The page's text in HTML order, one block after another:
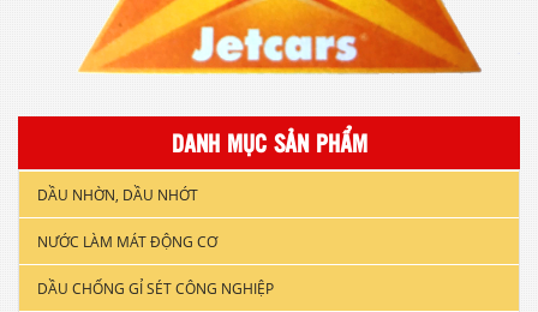
DANH MỤC SẢN PHẨM
DẦU NHỜN, DẦU NHỚT
DẦU NHỚT XE GẮN MÁY
DẦU ĐỘNG CƠ XE TẢI & TÀU THUYỀN
NƯỚC LÀM MÁT ĐỘNG CƠ
DẦU CHỐNG GỈ SÉT CÔNG NGHIỆP